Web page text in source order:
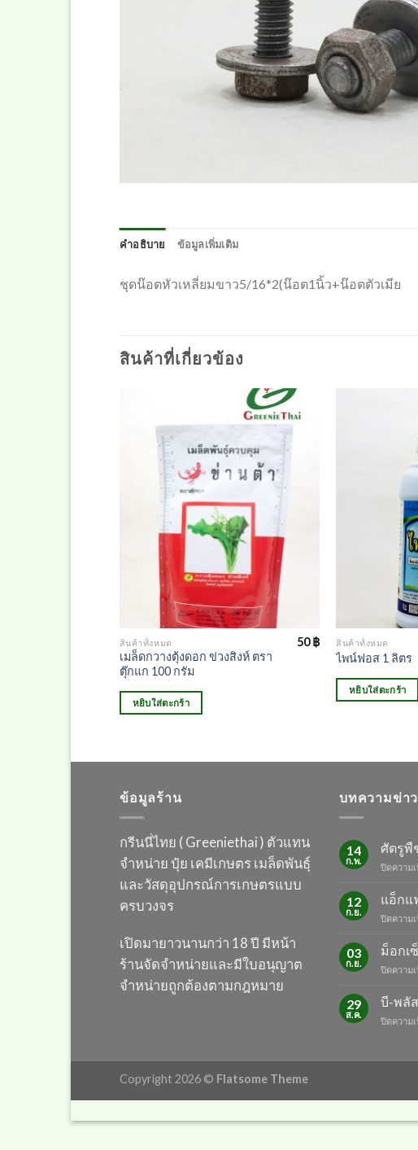
คำอธิบาย ข้อมูลเพิ่มเติม
ชุดน๊อตหัวเหลี่ยมขาว5/16*2(น๊อต1นิ้ว+น๊อตตัวเมีย
สินค้าที่เกี่ยวข้อง
สินค้าทั้งหมด
เมล็ดกวางตุ้งดอก ข่วงสิงห์ ตรา
ตุ๊กแก 100 กรัม
50฿
หยิบใส่ตะกร้า
สินค้าทั้งหมด
ไพน์ฟอส 1 ลิตร
หยิบใส่ตะกร้า
ข้อมูลร้าน
กรีนนี่ไทย ( Greeniethai ) ตัวแทน
จำหน่าย ปุ๋ย เคมีเกษตร เมล็ดพันธุ์
และวัสดุอุปกรณ์การเกษตรแบบ
ครบวงจร
เปิดมายาวนานกว่า 18 ปี มีหน้า
ร้านจัดจำหน่ายและมีใบอนุญาต
จำหน่ายถูกต้องตามกฎหมาย
บทความข่า
14
ก.พ.
ศัตรูพื
ปิดความ
12
ก.ย.
แอ็กแ
ปิดความ
03
ก.ย.
ม็อกเ
ปิดความ
29
ส.ค.
บี-พลั
ปิดความ
Copyright 2026 © Flatsome Theme